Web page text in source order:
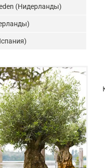
(Нидерланды)